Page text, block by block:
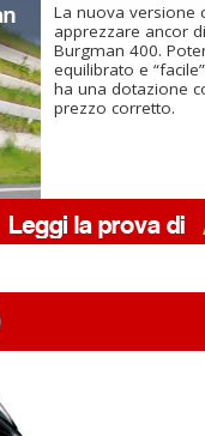
La nuova versione
apprezzare ancor
Burgman 400.
equilibrato e
ha una dotazione
prezzo corretto.